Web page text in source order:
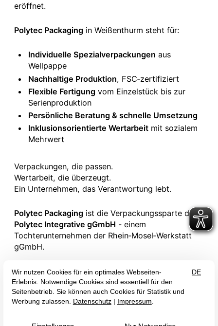
eröffnet.
Polytec Packaging in Weißenthurm steht für:
Individuelle Spezialverpackungen aus
Wellpappe
Nachhaltige Produktion, FSC‑zertifiziert
Flexible Fertigung vom Einzelstück bis zur
Serienproduktion
Persönliche Beratung & schnelle Umsetzung
Inklusionsorientierte Wertarbeit mit sozialem
Mehrwert
Verpackungen, die passen.
Wertarbeit, die überzeugt.
Ein Unternehmen, das Verantwortung lebt.
Polytec Packaging ist die Verpackungssparte der
Polytec Integrative gGmbH - einem
Tochterunternehmen der Rhein‑Mosel‑Werkstatt
gGmbH.
weiter zurPolytec Packaging
Hinweisgeberschutz Zertifizierung